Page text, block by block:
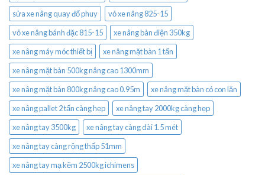
sửa xe nâng quay đổ phuy
vỏ xe nâng 825-15
vỏ xe nâng bánh đặc 815-15
xe nâng bàn điện 350kg
xe nâng máy móc thiết bị
xe nâng mặt bàn 1 tấn
xe nâng mặt bàn 500kg nâng cao 1300mm
xe nâng mặt bàn 800kg nâng cao 0.95m
xe nâng mặt bàn có con lăn
xe nâng pallet 2 tấn càng hẹp
xe nâng tay 2000kg càng hẹp
xe nâng tay 3500kg
xe nâng tay càng dài 1.5 mét
xe nâng tay càng rộng thấp 51mm
xe nâng tay mạ kẽm 2500kg ichimens